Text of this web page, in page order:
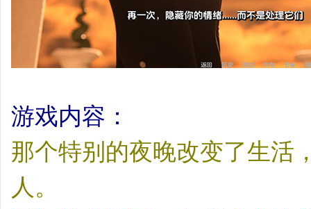
游戏内容：
那个特别的夜晚改变了生活
人。